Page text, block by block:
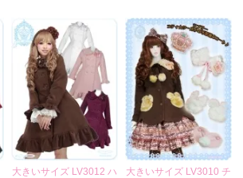
大きいサイズ LV3012 ハ
大きいサイズ LV3010 チ